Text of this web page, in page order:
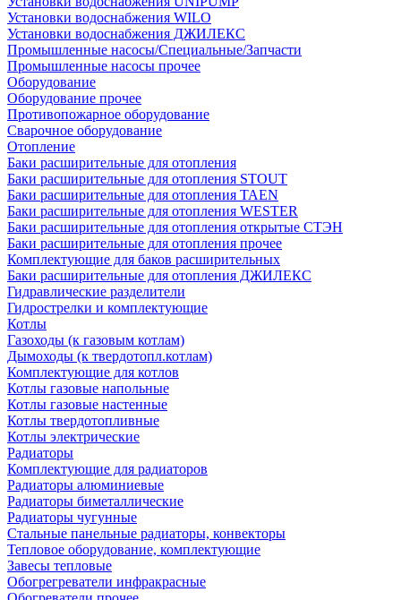
Установки водоснабжения WILO
Установки водоснабжения ДЖИЛЕКС
Промышленные насосы/Специальные/Запчасти
Промышленные насосы прочее
Оборудование
Оборудование прочее
Противопожарное оборудование
Сварочное оборудование
Отопление
Баки расширительные для отопления
Баки расширительные для отопления STOUT
Баки расширительные для отопления TAEN
Баки расширительные для отопления WESTER
Баки расширительные для отопления открытые СТЭН
Баки расширительные для отопления прочее
Комплектующие для баков расширительных
Баки расширительные для отопления ДЖИЛЕКС
Гидравлические разделители
Гидрострелки и комплектующие
Котлы
Газоходы (к газовым котлам)
Дымоходы (к твердотопл.котлам)
Комплектующие для котлов
Котлы газовые напольные
Котлы газовые настенные
Котлы твердотопливные
Котлы электрические
Радиаторы
Комплектующие для радиаторов
Радиаторы алюминиевые
Радиаторы биметаллические
Радиаторы чугунные
Стальные панельные радиаторы, конвекторы
Тепловое оборудование, комплектующие
Завесы тепловые
Обогрегреватели инфракрасные